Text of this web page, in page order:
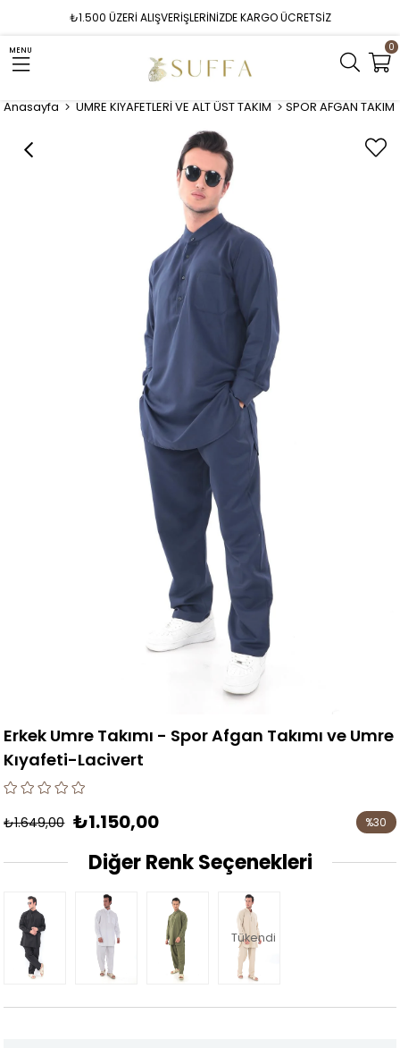
₺1.500 ÜZERİ ALIŞVERİŞLERİNİZDE KARGO ÜCRETSİZ
MENU 0
Anasayfa UMRE KIYAFETLERİ VE ALT ÜST TAKIM SPOR AFGAN TAKIM
Erkek Umre Takımı - Spor Afgan Takımı ve Umre
Kıyafeti-Lacivert
₺1.649,00 ₺1.150,00 %30
Diğer Renk Seçenekleri
Tükendi